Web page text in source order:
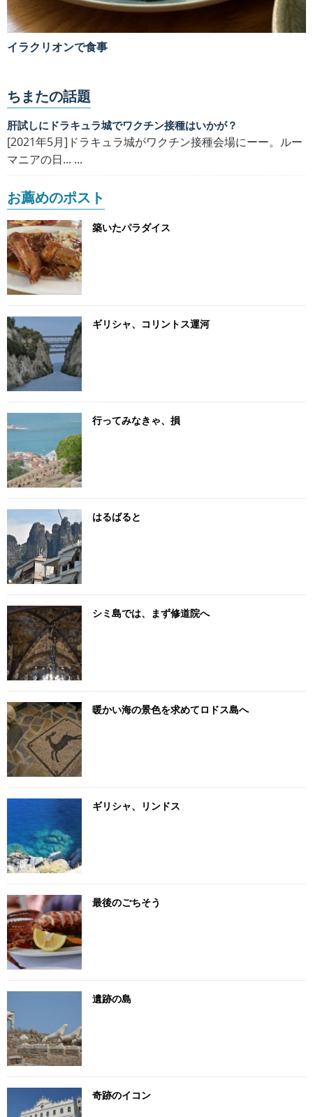
イラクリオンで食事
ちまたの話題
肝試しにドラキュラ城でワクチン接種はいかが？
[2021年5月]ドラキュラ城がワクチン接種会場にーー。ルー
マニアの日... ...
お薦めのポスト
築いたパラダイス
ギリシャ、コリントス運河
行ってみなきゃ、損
はるばると
シミ島では、まず修道院へ
暖かい海の景色を求めてロドス島へ
ギリシャ、リンドス
最後のごちそう
遺跡の島
奇跡のイコン